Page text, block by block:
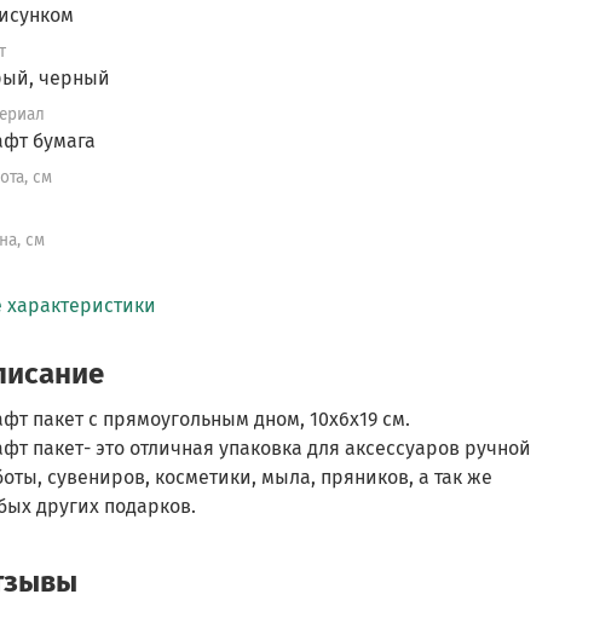
черный
бумага
см
см
характеристики
пакет с прямоугольным дном, 10х6х19 см.
пакет- это отличная упаковка для аксессуаров ручной
сувениров, косметики, мыла, пряников, а так же
других подарков.